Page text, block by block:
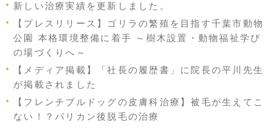
新しい治療実績を更新しました。
【プレスリリース】ゴリラの繁殖を目指す千葉市動物
公園 本格環境整備に着手 ～樹木設置・動物福祉学び
の場づくりへ～
【メディア掲載】「社長の履歴書」に院長の平川先生
が掲載されました
【フレンチブルドッグの皮膚科治療】被毛が生えてこ
ない！？バリカン後脱毛の治療